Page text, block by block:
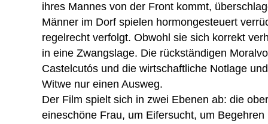
ihres Mannes von der Front kommt,
Männer im Dorf spielen hormongesteuert
regelrecht verfolgt. Obwohl sie sich korrekt
in eine Zwangslage. Die rückständigen
Castelcutós und die wirtschaftliche Notlage
Witwe nur einen Ausweg.
Der Film spielt sich in zwei Ebenen ab: die
eineschöne Frau, um Eifersucht, um